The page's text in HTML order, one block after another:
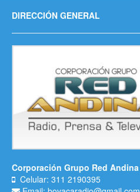
DIRECCIÓN GENERAL
Corporación Grupo Red Andina
Celular: 311 2190395